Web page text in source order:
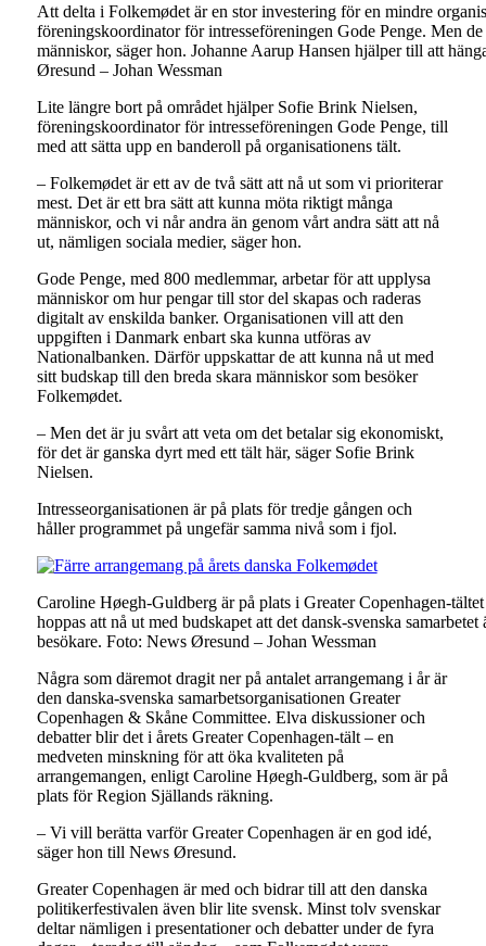
Att delta i Folkemødet är en stor investering för en mindre
föreningskoordinator för intresseföreningen Gode Penge. Men
människor, säger hon. Johanne Aarup Hansen hjälper till att
Øresund – Johan Wessman
Lite längre bort på området hjälper Sofie Brink Nielsen,
föreningskoordinator för intresseföreningen Gode Penge, till
med att sätta upp en banderoll på organisationens tält.
– Folkemødet är ett av de två sätt att nå ut som vi prioriterar
mest. Det är ett bra sätt att kunna möta riktigt många
människor, och vi når andra än genom vårt andra sätt att nå
ut, nämligen sociala medier, säger hon.
Gode Penge, med 800 medlemmar, arbetar för att upplysa
människor om hur pengar till stor del skapas och raderas
digitalt av enskilda banker. Organisationen vill att den
uppgiften i Danmark enbart ska kunna utföras av
Nationalbanken. Därför uppskattar de att kunna nå ut med
sitt budskap till den breda skara människor som besöker
Folkemødet.
– Men det är ju svårt att veta om det betalar sig ekonomiskt,
för det är ganska dyrt med ett tält här, säger Sofie Brink
Nielsen.
Intresseorganisationen är på plats för tredje gången och
håller programmet på ungefär samma nivå som i fjol.
Caroline Høegh-Guldberg är på plats i Greater Copenhagen-
hoppas att nå ut med budskapet att det dansk-svenska
besökare. Foto: News Øresund – Johan Wessman
Några som däremot dragit ner på antalet arrangemang i år är
den danska-svenska samarbetsorganisationen Greater
Copenhagen & Skåne Committee. Elva diskussioner och
debatter blir det i årets Greater Copenhagen-tält – en
medveten minskning för att öka kvaliteten på
arrangemangen, enligt Caroline Høegh-Guldberg, som är på
plats för Region Själlands räkning.
– Vi vill berätta varför Greater Copenhagen är en god idé,
säger hon till News Øresund.
Greater Copenhagen är med och bidrar till att den danska
politikerfestivalen även blir lite svensk. Minst tolv svenskar
deltar nämligen i presentationer och debatter under de fyra